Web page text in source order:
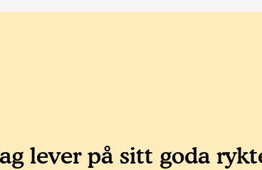
lever på sitt goda